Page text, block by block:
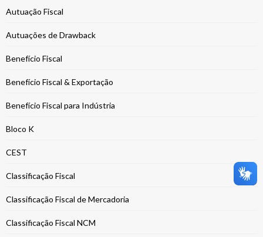
Autuação Fiscal
Autuações de Drawback
Benefício Fiscal
Benefício Fiscal & Exportação
Benefício Fiscal para Indústria
Bloco K
CEST
Classificação Fiscal
Classificação Fiscal de Mercadoria
Classificação Fiscal NCM